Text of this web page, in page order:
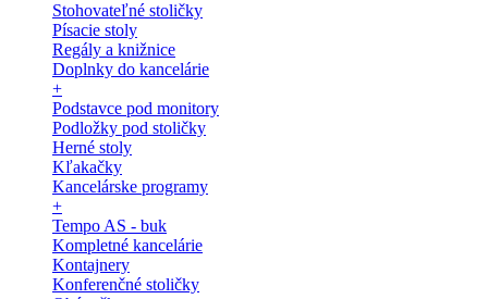
Stohovateľné stoličky
Písacie stoly
Regály a knižnice
Doplnky do kancelárie
+
Podstavce pod monitory
Podložky pod stoličky
Herné stoly
Kľakačky
Kancelárske programy
+
Tempo AS - buk
Kompletné kancelárie
Kontajnery
Konferenčné stoličky